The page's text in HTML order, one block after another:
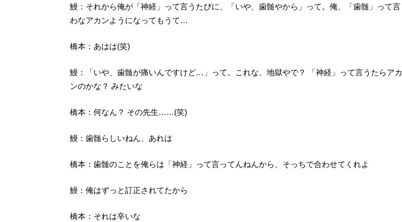
鰻：それから俺が「神経」って言うたびに、「いや、歯髄やから」って。俺、「歯髄」って言
わなアカンようになってもうて…
橋本：あはは(笑)
鰻：「いや、歯髄が痛いんですけど…」って。これな、地獄やで？ 「神経」って言うたらアカ
ンのかな？ みたいな
橋本：何なん？ その先生……(笑)
鰻：歯髄らしいねん、あれは
橋本：歯髄のことを俺らは「神経」って言ってんねんから、そっちで合わせてくれよ
鰻：俺はずっと訂正されてたから
橋本：それは辛いな